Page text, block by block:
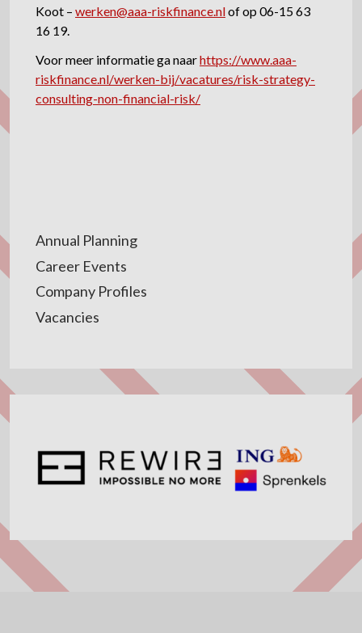
Koot – werken@aaa-riskfinance.nlof op 06-15 63
16 19.
Voor meer informatie ga naarhttps://www.aaa-
riskfinance.nl/werken-bij/vacatures/risk-strategy-
consulting-non-financial-risk/
Annual Planning
Career Events
Company Profiles
Vacancies